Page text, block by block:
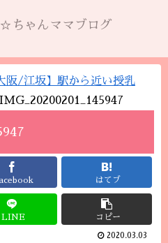
ちゃんママブログ
阪/江坂】駅から近い授乳
IMG_20200201_145947
はてブ
LINE コピー
2020.03.03